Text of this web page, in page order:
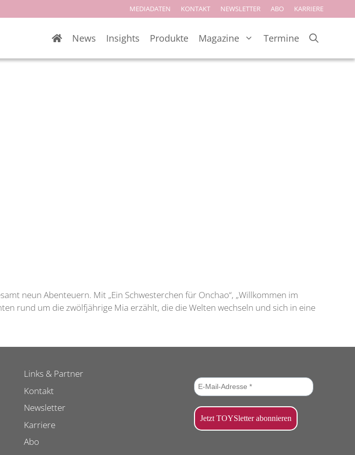
MEDIADATEN KONTAKT NEWSLETTER ABO KARRIERE
News Insights Produkte Magazine Termine
neun Abenteuern. Mit „Ein Schwesterchen für Onchao“, „Willkommen im
rund um die zwölfjährige Mia erzählt, die die Welten wechseln und sich in eine
Links & Partner
Kontakt
Newsletter
Karriere
Abo